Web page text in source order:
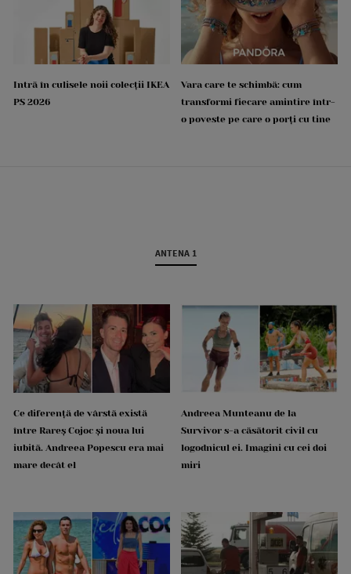
Intră în culisele noii colecții IKEA
PS 2026
Vara care te schimbă: cum
transformi fiecare amintire într-
o poveste pe care o porți cu tine
ANTENA 1
Ce diferență de vârstă există
între Rareș Cojoc și noua lui
iubită. Andreea Popescu era mai
mare decât el
Andreea Munteanu de la
Survivor s-a căsătorit civil cu
logodnicul ei. Imagini cu cei doi
miri